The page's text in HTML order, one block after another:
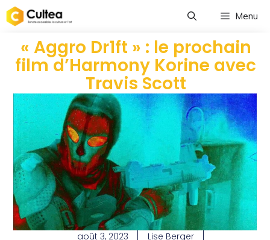
Menu
« Aggro Dr1ft » : le prochain
film d’Harmony Korine avec
Travis Scott
août 3, 2023
Lise Berger